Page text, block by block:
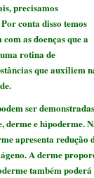
precisamos
conta disso temos
as doenças que a
rotina de
que auxiliem
ser
derme e hipoderme.
apresenta redução
A derme
também